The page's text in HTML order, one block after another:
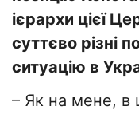
ієрархи цієї
суттєво різні
ситуацію в
– Як на мене, в